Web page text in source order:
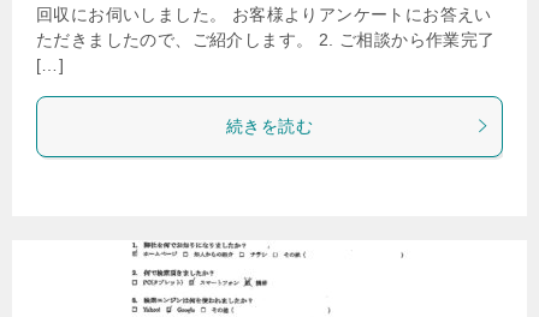
回収にお伺いしました。 お客様よりアンケートにお答えい
ただきましたので、ご紹介します。 2. ご相談から作業完了
[…]
続きを読む